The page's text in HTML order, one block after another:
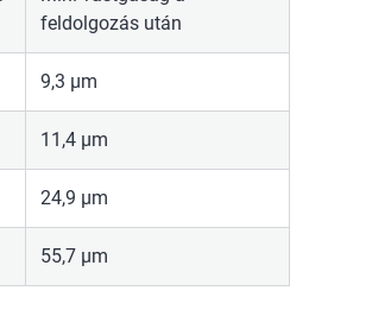
feldolgozás után
9,3 µm
11,4 µm
24,9 µm
55,7 µm